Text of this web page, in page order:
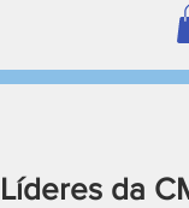
Líderes da